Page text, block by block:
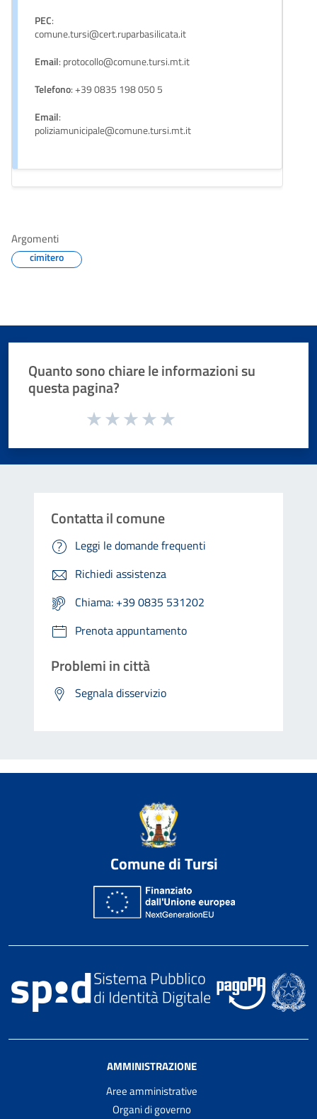
PEC:
comune.tursi@cert.ruparbasilicata.it
Email: protocollo@comune.tursi.mt.it
Telefono: +39 0835 198 050 5
Email:
poliziamunicipale@comune.tursi.mt.it
Argomenti
cimitero
Quanto sono chiare le informazioni su
questa pagina?
Valuta da 1 a 5 stelle la pagina
Contatta il comune
Leggi le domande frequenti
Richiedi assistenza
Chiama: +39 0835 531202
Prenota appuntamento
Problemi in città
Segnala disservizio
Comune di Tursi
AMMINISTRAZIONE
Aree amministrative
Organi di governo